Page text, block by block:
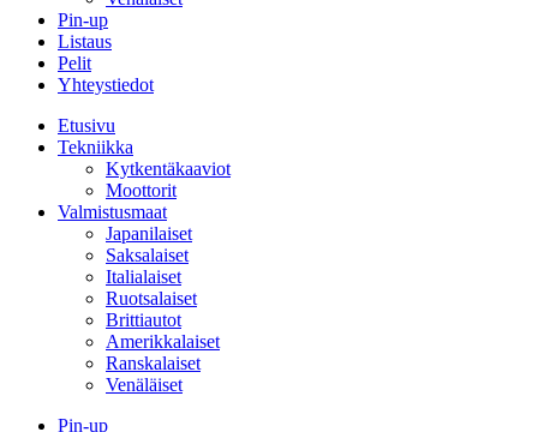
Pin-up
Listaus
Pelit
Yhteystiedot
Etusivu
Tekniikka
Kytkentäkaaviot
Moottorit
Valmistusmaat
Japanilaiset
Saksalaiset
Italialaiset
Ruotsalaiset
Brittiautot
Amerikkalaiset
Ranskalaiset
Venäläiset
Pin-up